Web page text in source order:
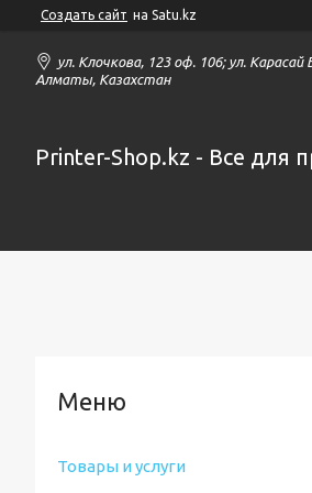
Создать сайт на Satu.kz
ул. Клочкова, 123 оф. 106; ул.
Алматы, Казахстан
Printer-Shop.kz - Все для
Товары и услуги